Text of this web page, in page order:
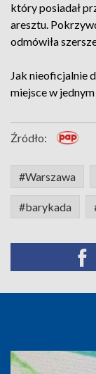
który posiadał
aresztu.
odmówiła
Jak nieoficjalnie
miejsce w
Źródło:
#Warszawa
#barykada